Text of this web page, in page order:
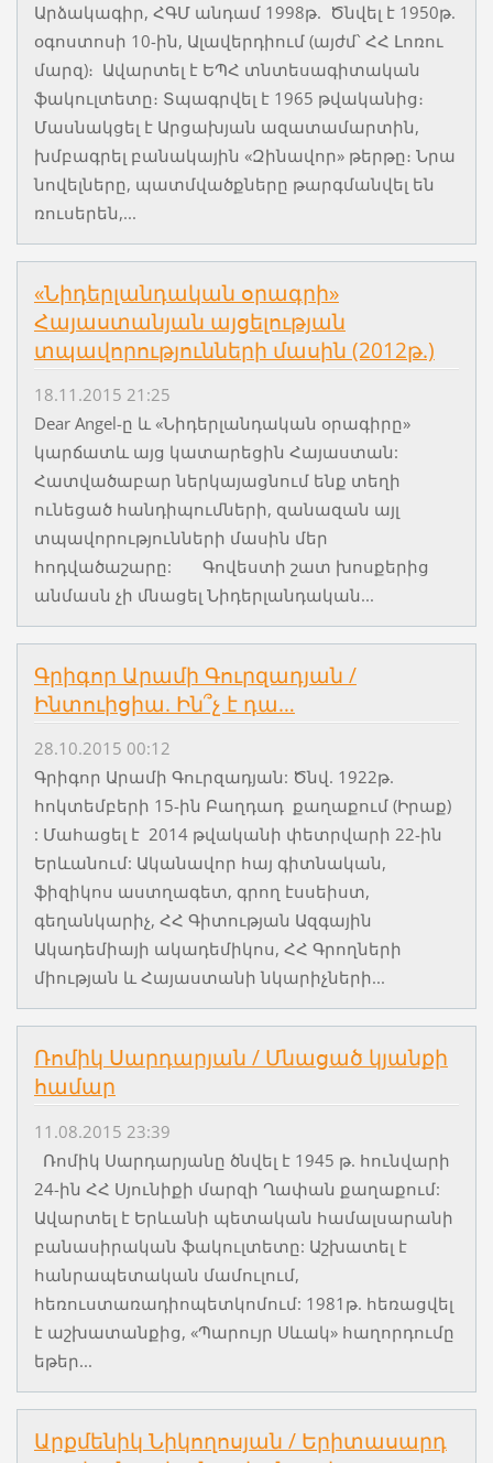
Արձակագիր, ՀԳՄ անդամ 1998թ. Ծնվել է 1950թ.
օգոստոսի 10-ին, Ալավերդիում (այժմ՝ ՀՀ Լոռու
մարզ)։ Ավարտել է ԵՊՀ տնտեսագիտական
ֆակուլտետը։ Տպագրվել է 1965 թվականից։
Մասնակցել է Արցախյան ազատամարտին,
խմբագրել բանակային «Զինավոր» թերթը։ Նրա
նովելները, պատմվածքները թարգմանվել են
ռուսերեն,...
«Նիդերլանդական օրագրի»
Հայաստանյան այցելության
տպավորությունների մասին (2012թ.)
18.11.2015 21:25
Dear Angel-ը և «Նիդերլանդական օրագիրը»
կարճատև այց կատարեցին Հայաստան:
Հատվածաբար ներկայացնում ենք տեղի
ունեցած հանդիպումների, զանազան այլ
տպավորությունների մասին մեր
հոդվածաշարը: Գովեստի շատ խոսքերից
անմասն չի մնացել Նիդերլանդական...
Գրիգոր Արամի Գուրզադյան /
Ինտուիցիա. Ին՞չ է դա…
28.10.2015 00:12
Գրիգոր Արամի Գուրզադյան: Ծնվ. 1922թ.
հոկտեմբերի 15-ին Բաղդադ քաղաքում (Իրաք)
: Մահացել է 2014 թվականի փետրվարի 22-ին
Երևանում: Ականավոր հայ գիտնական,
ֆիզիկոս աստղագետ, գրող էսսեիստ,
գեղանկարիչ, ՀՀ Գիտության Ազգային
Ակադեմիայի ակադեմիկոս, ՀՀ Գրողների
միության և Հայաստանի նկարիչների...
Ռոմիկ Սարդարյան / Մնացած կյանքի
համար
11.08.2015 23:39
Ռոմիկ Սարդարյանը ծնվել է 1945 թ. հունվարի
24-ին ՀՀ Սյունիքի մարզի Ղափան քաղաքում:
Ավարտել է Երևանի պետական համալսարանի
բանասիրական ֆակուլտետը: Աշխատել է
հանրապետական մամուլում,
հեռուստառադիոպետկոմում: 1981թ. հեռացվել
է աշխատանքից, «Պարույր Սևակ» հաղորդումը
եթեր...
Արքմենիկ Նիկողոսյան / Երիտասարդ